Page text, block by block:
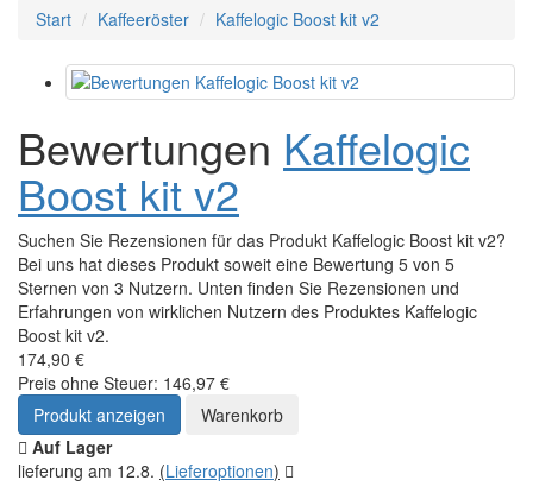
Start Kaffeeröster Kaffelogic Boost kit v2
Bewertungen Kaffelogic
Boost kit v2
Suchen Sie Rezensionen für das Produkt Kaffelogic Boost kit v2?
Bei uns hat dieses Produkt soweit eine Bewertung 5 von 5
Sternen von 3 Nutzern. Unten finden Sie Rezensionen und
Erfahrungen von wirklichen Nutzern des Produktes Kaffelogic
Boost kit v2.
174,90 €
Preis ohne Steuer: 146,97 €
Produkt anzeigen
Warenkorb
Auf Lager
lieferung am 12.8. (Lieferoptionen)